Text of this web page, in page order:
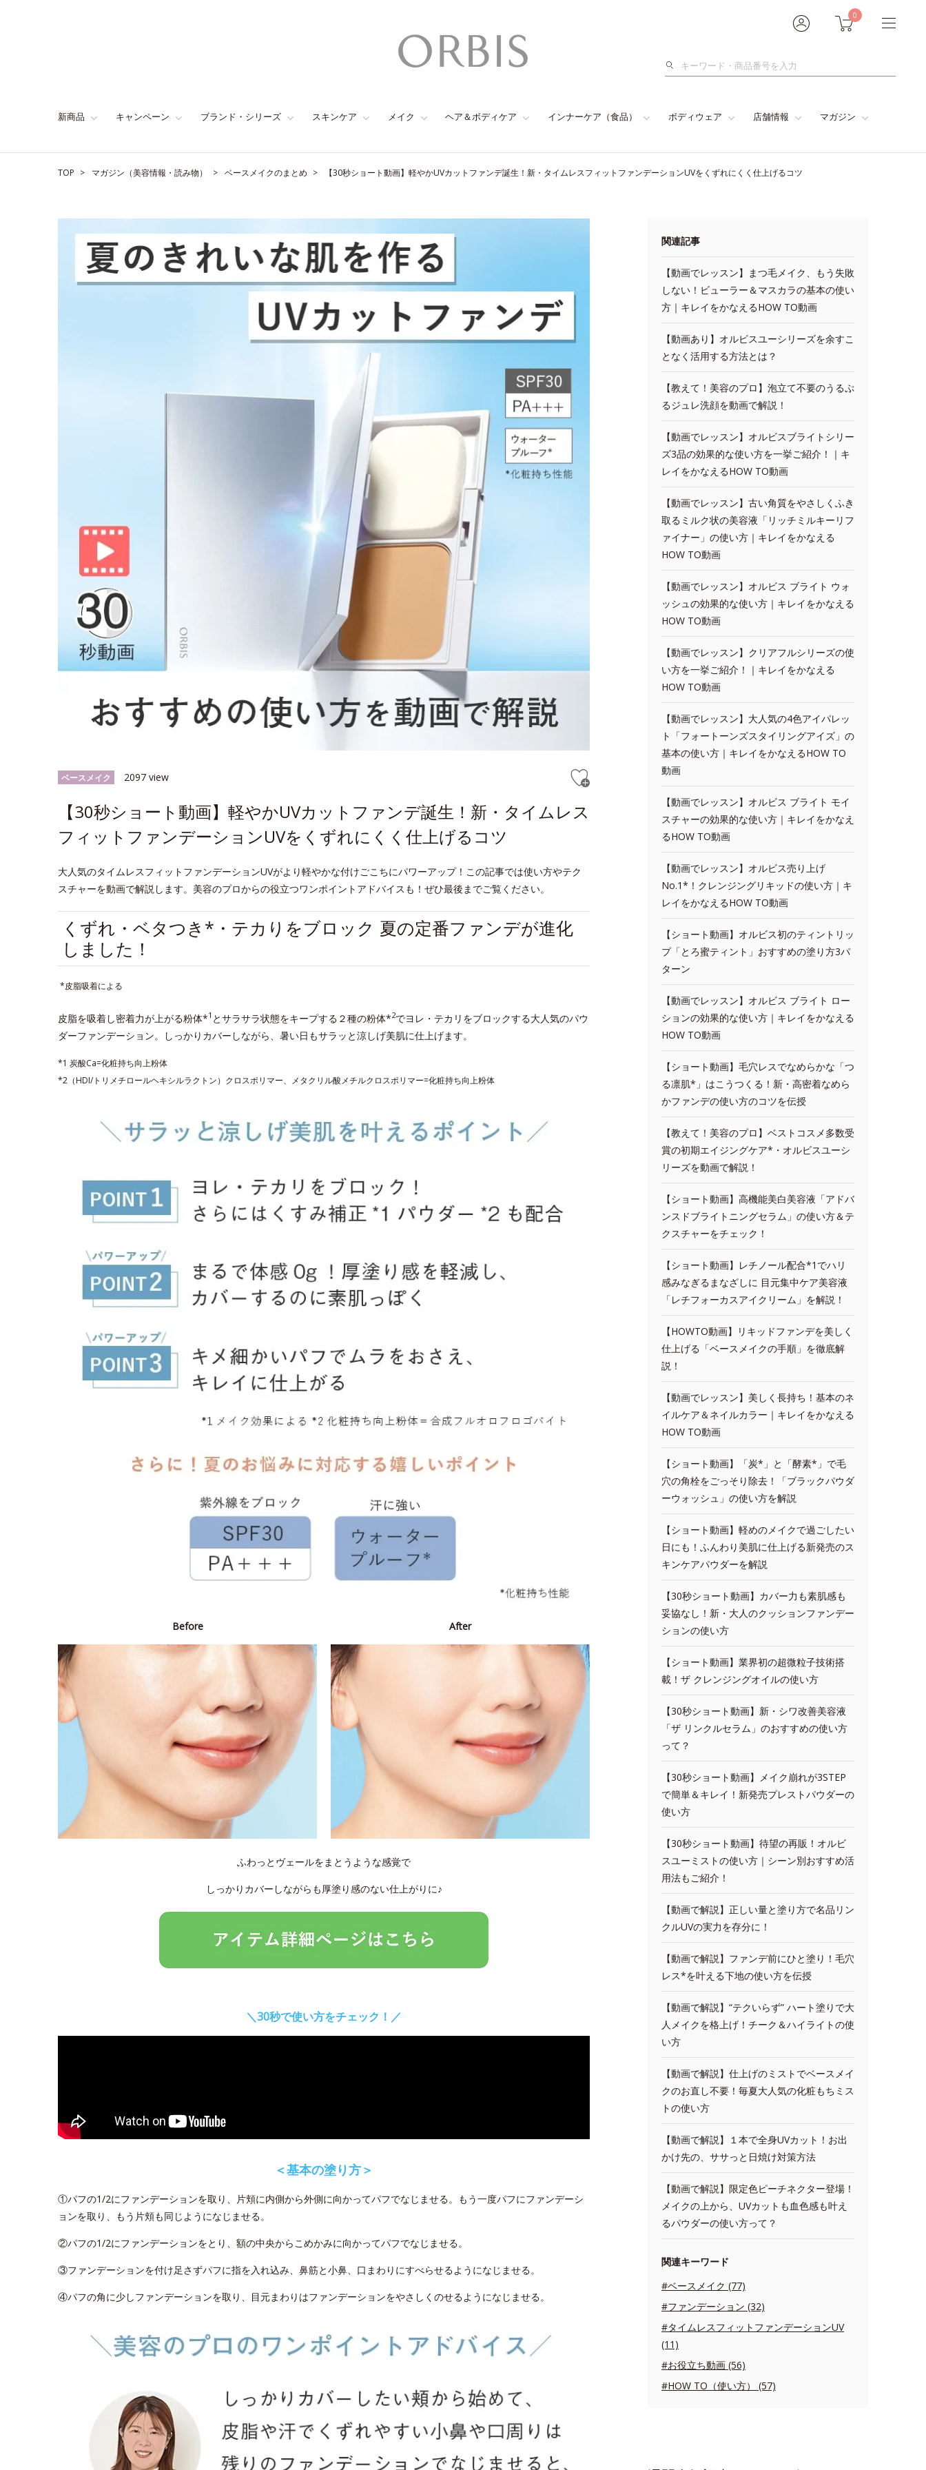
0
検
新商品 キャンペーン ブランド・シリーズ スキンケア メイク ヘア＆ボディケア インナーケア（食品） ボディウェア 店舗情報 マガジン
TOP マガジン（美容情報・読み物） ベースメイクのまとめ 【30秒ショート動画】軽やかUVカットファンデ誕生！新・タイムレスフィットファンデーションUVをくずれにくく仕上げるコツ
ベースメイク 2097 view
【30秒ショート動画】軽やかUVカットファンデ誕生！新・タイムレス
フィットファンデーションUVをくずれにくく仕上げるコツ
大人気のタイムレスフィットファンデーションUVがより軽やかな付けごこちにパワーアップ！この記事では使い方やテク
スチャーを動画で解説します。美容のプロからの役立つワンポイントアドバイスも！ぜひ最後までご覧ください。
くずれ・ベタつき*・テカりをブロック 夏の定番ファンデが進化
しました！
*皮脂吸着による
皮脂を吸着し密着力が上がる粉体*1 とサラサラ状態をキープする２種の粉体*2でヨレ・テカリをブロックする大人気のパウ
ダーファンデーション。しっかりカバーしながら、暑い日もサラッと涼しげ美肌に仕上げます。
*1 炭酸Ca=化粧持ち向上粉体
*2（HDI/トリメチロールヘキシルラクトン）クロスポリマー、メタクリル酸メチルクロスポリマー=化粧持ち向上粉体
Before After
ふわっとヴェールをまとうような感覚で
しっかりカバーしながらも厚塗り感のない仕上がりに♪
＼30秒で使い方をチェック！／
＜基本の塗り方＞
①パフの1/2にファンデーションを取り、片頬に内側から外側に向かってパフでなじませる。もう一度パフにファンデーシ
ョンを取り、もう片頬も同じようになじませる。
②パフの1/2にファンデーションをとり、額の中央からこめかみに向かってパフでなじませる。
③ファンデーションを付け足さずパフに指を入れ込み、鼻筋と小鼻、口まわりにすべらせるようになじませる。
④パフの角に少しファンデーションを取り、目元まわりはファンデーションをやさしくのせるようになじませる。
関連記事
【動画でレッスン】まつ毛メイク、もう失敗
しない！ビューラー＆マスカラの基本の使い
方｜キレイをかなえるHOW TO動画
【動画あり】オルビスユーシリーズを余すこ
となく活用する方法とは？
【教えて！美容のプロ】泡立て不要のうるぷ
るジュレ洗顔を動画で解説！
【動画でレッスン】オルビスブライトシリー
ズ3品の効果的な使い方を一挙ご紹介！｜キ
レイをかなえるHOW TO動画
【動画でレッスン】古い角質をやさしくふき
取るミルク状の美容液「リッチミルキーリフ
ァイナー」の使い方｜キレイをかなえる
HOW TO動画
【動画でレッスン】オルビス ブライト ウォ
ッシュの効果的な使い方｜キレイをかなえる
HOW TO動画
【動画でレッスン】クリアフルシリーズの使
い方を一挙ご紹介！｜キレイをかなえる
HOW TO動画
【動画でレッスン】大人気の4色アイパレッ
ト「フォートーンズスタイリングアイズ」の
基本の使い方｜キレイをかなえるHOW TO
動画
【動画でレッスン】オルビス ブライト モイ
スチャーの効果的な使い方｜キレイをかなえ
るHOW TO動画
【動画でレッスン】オルビス売り上げ
No.1*！クレンジングリキッドの使い方｜キ
レイをかなえるHOW TO動画
【ショート動画】オルビス初のティントリッ
プ「とろ蜜ティント」おすすめの塗り方3パ
ターン
【動画でレッスン】オルビス ブライト ロー
ションの効果的な使い方｜キレイをかなえる
HOW TO動画
【ショート動画】毛穴レスでなめらかな「つ
る凛肌*」はこうつくる！新・高密着なめら
かファンデの使い方のコツを伝授
【教えて！美容のプロ】ベストコスメ多数受
賞の初期エイジングケア*・オルビスユーシ
リーズを動画で解説！
【ショート動画】高機能美白美容液「アドバ
ンスドブライトニングセラム」の使い方＆テ
クスチャーをチェック！
【ショート動画】レチノール配合*1でハリ
感みなぎるまなざしに 目元集中ケア美容液
「レチフォーカスアイクリーム」を解説！
【HOWTO動画】リキッドファンデを美しく
仕上げる「ベースメイクの手順」を徹底解
説！
【動画でレッスン】美しく長持ち！基本のネ
イルケア＆ネイルカラー｜キレイをかなえる
HOW TO動画
【ショート動画】「炭*」と「酵素*」で毛
穴の角栓をごっそり除去！「ブラックパウダ
ーウォッシュ」の使い方を解説
【ショート動画】軽めのメイクで過ごしたい
日にも！ふんわり美肌に仕上げる新発売のス
キンケアパウダーを解説
【30秒ショート動画】カバー力も素肌感も
妥協なし！新・大人のクッションファンデー
ションの使い方
【ショート動画】業界初の超微粒子技術搭
載！ザ クレンジングオイルの使い方
【30秒ショート動画】新・シワ改善美容液
「ザ リンクルセラム」のおすすめの使い方
って？
【30秒ショート動画】メイク崩れが3STEP
で簡単＆キレイ！新発売プレストパウダーの
使い方
【30秒ショート動画】待望の再販！オルビ
スユーミストの使い方｜シーン別おすすめ活
用法もご紹介！
【動画で解説】正しい量と塗り方で名品リン
クルUVの実力を存分に！
【動画で解説】ファンデ前にひと塗り！毛穴
レス*を叶える下地の使い方を伝授
【動画で解説】“テクいらず” ハート塗りで大
人メイクを格上げ！チーク＆ハイライトの使
い方
【動画で解説】仕上げのミストでベースメイ
クのお直し不要！毎夏大人気の化粧もちミス
トの使い方
【動画で解説】１本で全身UVカット！お出
かけ先の、ササっと日焼け対策方法
【動画で解説】限定色ピーチネクター登場！
メイクの上から、UVカットも血色感も叶え
るパウダーの使い方って？
関連キーワード
#ベースメイク (77)
#ファンデーション (32)
#タイムレスフィットファンデーションUV
(11)
#お役立ち動画 (56)
#HOW TO（使い方） (57)